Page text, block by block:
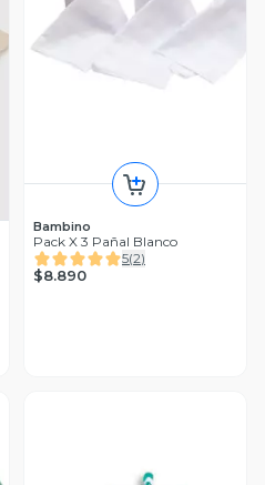
Bambino
Pack X 3 Pañal Blanco
5(2)
$8.890